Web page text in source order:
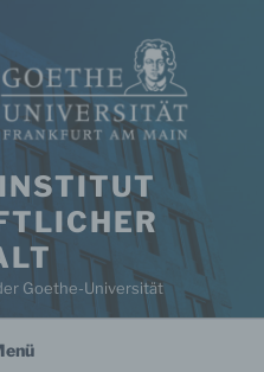
Goethe-Universität